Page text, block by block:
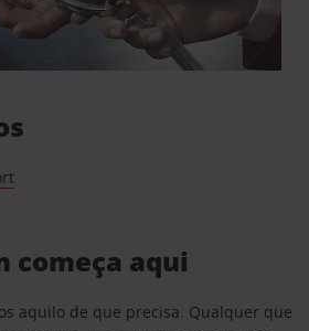
começa aqui
aquilo de que precisa. Qualquer que